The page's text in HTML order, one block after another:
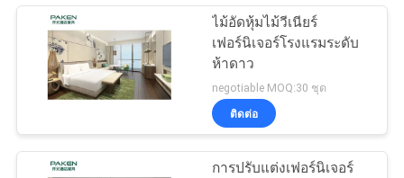
ติดต่อ
ขอ
ไม้อัดหุ้มไม้วีเนียร์
เฟอร์นิเจอร์โรงแรมระดับ
ห้าดาว
negotiable MOQ:30 ชุด
ติดต่อ
การปรับแต่งเฟอร์นิเจอร์